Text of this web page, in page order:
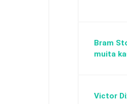
Bram
muita
Victor